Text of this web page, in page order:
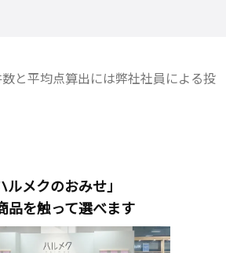
と平均点算出には弊社社員による投
ルメクのおみせ」
品を触って選べます